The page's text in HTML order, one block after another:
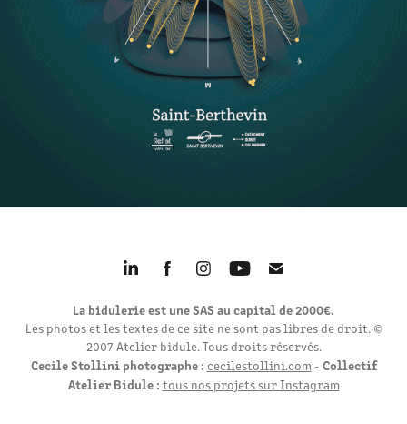
La bidulerie est une SAS au capital de 2000€.
Les photos et les textes de ce site ne sont pas libres de droit. ©
2007 Atelier bidule. Tous droits réservés.
Cecile Stollini photographe : cecilestollini.com - Collectif
Atelier Bidule : tous nos projets sur Instagram